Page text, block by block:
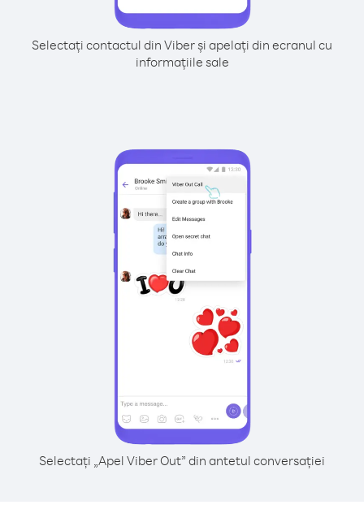
Selectați contactul din Viber și apelați din ecranul cu
informațiile sale
Selectați „Apel Viber Out” din antetul conversației